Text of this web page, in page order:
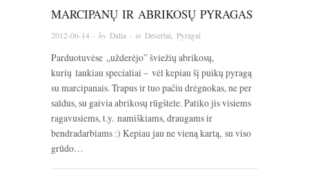
MARCIPANŲ IR ABRIKOSŲ PYRAGAS
2012-06-14 · by Dalia · in Desertai Pyragai
Parduotuvėse „užderėjo” šviežių abrikosų,
kurių laukiau specialiai – vėl kepiau šį puikų pyragą
su marcipanais. Trapus ir tuo pačiu drėgnokas, ne per
saldus, su gaivia abrikosų rūgštele. Patiko jis visiems
ragavusiems, t.y. namiškiams, draugams ir
bendradarbiams :) Kepiau jau ne vieną kartą, su viso
grūdo…